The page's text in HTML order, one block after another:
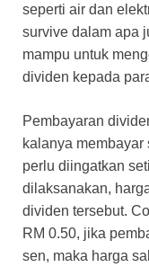
seperti air dan
survive dalam apa
mampu untuk
dividen kepada
Pembayaran
kalanya
perlu diingatkan
dilaksanakan,
dividen tersebut.
RM 0.50, jika
sen, maka harga